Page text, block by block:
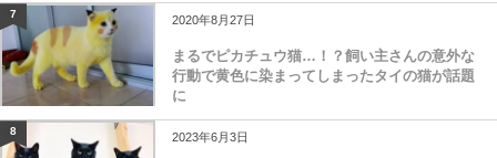
7 2020年8月27日
まるでピカチュウ猫…！？飼い主さんの意外な
行動で黄色に染まってしまったタイの猫が話題
に
8 2023年6月3日